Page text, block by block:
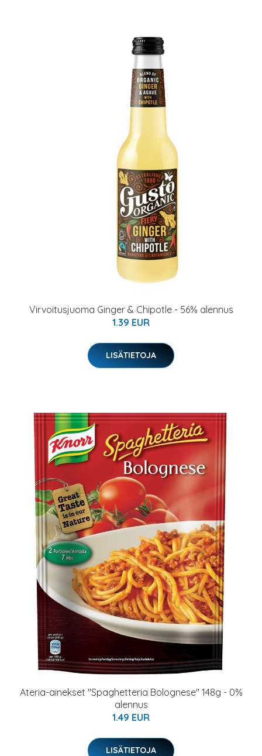
Virvoitusjuoma Ginger & Chipotle - 56% alennus
1.39 EUR
LISÄTIETOJA
Ateria-ainekset "Spaghetteria Bolognese" 148g - 0%
alennus
1.49 EUR
LISÄTIETOJA